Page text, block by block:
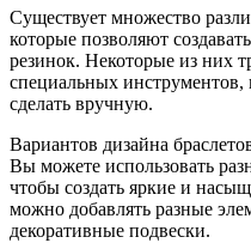
Существует множество
которые позволяют
резинок. Некоторые из них
специальных
сделать вручную.
Вариантов дизайна
Вы можете использовать
чтобы создать яркие и
можно добавлять разные
декоративные подвески.